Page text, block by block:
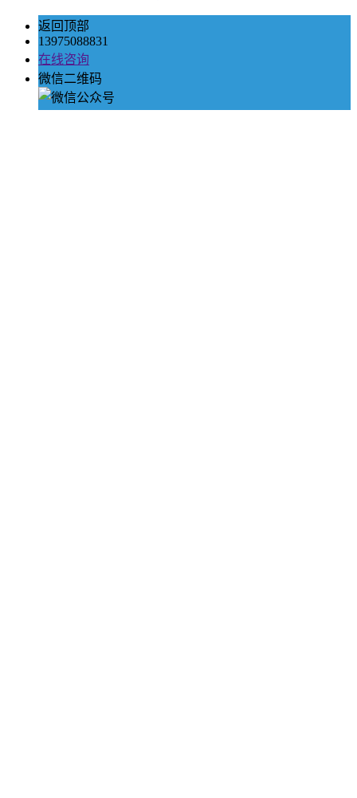
返回顶部
13975088831
在线咨询
微信二维码